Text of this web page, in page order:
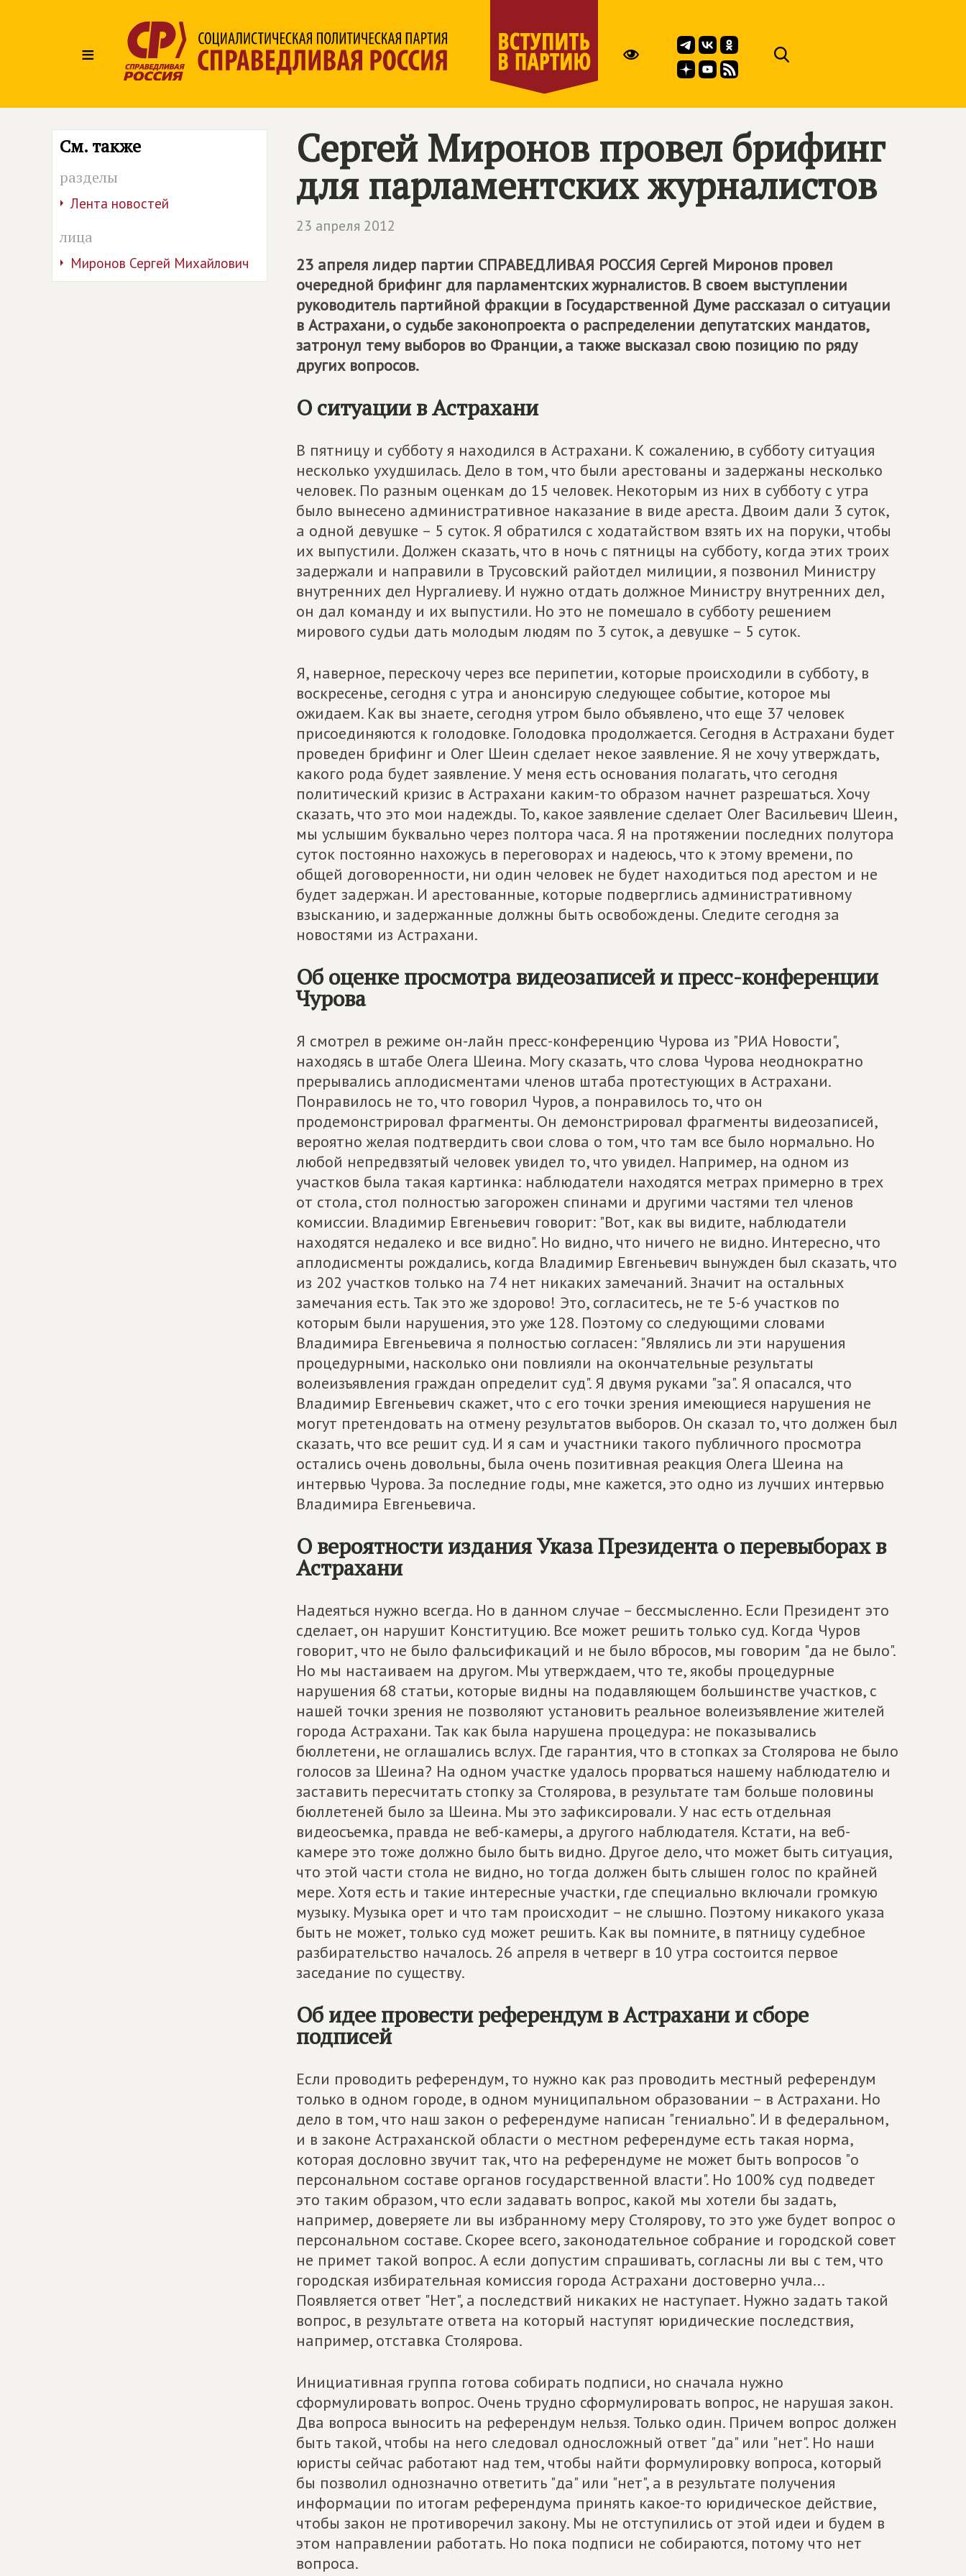
≡
См. также
разделы
Лента новостей
лица
Миронов Сергей Михайлович
Сергей Миронов провел брифинг
для парламентских журналистов
23 апреля 2012
23 апреля лидер партии СПРАВЕДЛИВАЯ РОССИЯ Сергей Миронов провел
очередной брифинг для парламентских журналистов. В своем выступлении
руководитель партийной фракции в Государственной Думе рассказал о ситуации
в Астрахани, о судьбе законопроекта о распределении депутатских мандатов,
затронул тему выборов во Франции, а также высказал свою позицию по ряду
других вопросов.
О ситуации в Астрахани
В пятницу и субботу я находился в Астрахани. К сожалению, в субботу ситуация
несколько ухудшилась. Дело в том, что были арестованы и задержаны несколько
человек. По разным оценкам до 15 человек. Некоторым из них в субботу с утра
было вынесено административное наказание в виде ареста. Двоим дали 3 суток,
а одной девушке – 5 суток. Я обратился с ходатайством взять их на поруки, чтобы
их выпустили. Должен сказать, что в ночь с пятницы на субботу, когда этих троих
задержали и направили в Трусовский райотдел милиции, я позвонил Министру
внутренних дел Нургалиеву. И нужно отдать должное Министру внутренних дел,
он дал команду и их выпустили. Но это не помешало в субботу решением
мирового судьи дать молодым людям по 3 суток, а девушке – 5 суток.
Я, наверное, перескочу через все перипетии, которые происходили в субботу, в
воскресенье, сегодня с утра и анонсирую следующее событие, которое мы
ожидаем. Как вы знаете, сегодня утром было объявлено, что еще 37 человек
присоединяются к голодовке. Голодовка продолжается. Сегодня в Астрахани будет
проведен брифинг и Олег Шеин сделает некое заявление. Я не хочу утверждать,
какого рода будет заявление. У меня есть основания полагать, что сегодня
политический кризис в Астрахани каким-то образом начнет разрешаться. Хочу
сказать, что это мои надежды. То, какое заявление сделает Олег Васильевич Шеин,
мы услышим буквально через полтора часа. Я на протяжении последних полутора
суток постоянно нахожусь в переговорах и надеюсь, что к этому времени, по
общей договоренности, ни один человек не будет находиться под арестом и не
будет задержан. И арестованные, которые подверглись административному
взысканию, и задержанные должны быть освобождены. Следите сегодня за
новостями из Астрахани.
Об оценке просмотра видеозаписей и пресс-конференции
Чурова
Я смотрел в режиме он-лайн пресс-конференцию Чурова из "РИА Новости",
находясь в штабе Олега Шеина. Могу сказать, что слова Чурова неоднократно
прерывались аплодисментами членов штаба протестующих в Астрахани.
Понравилось не то, что говорил Чуров, а понравилось то, что он
продемонстрировал фрагменты. Он демонстрировал фрагменты видеозаписей,
вероятно желая подтвердить свои слова о том, что там все было нормально. Но
любой непредвзятый человек увидел то, что увидел. Например, на одном из
участков была такая картинка: наблюдатели находятся метрах примерно в трех
от стола, стол полностью загорожен спинами и другими частями тел членов
комиссии. Владимир Евгеньевич говорит: "Вот, как вы видите, наблюдатели
находятся недалеко и все видно". Но видно, что ничего не видно. Интересно, что
аплодисменты рождались, когда Владимир Евгеньевич вынужден был сказать, что
из 202 участков только на 74 нет никаких замечаний. Значит на остальных
замечания есть. Так это же здорово! Это, согласитесь, не те 5-6 участков по
которым были нарушения, это уже 128. Поэтому со следующими словами
Владимира Евгеньевича я полностью согласен: "Являлись ли эти нарушения
процедурными, насколько они повлияли на окончательные результаты
волеизъявления граждан определит суд". Я двумя руками "за". Я опасался, что
Владимир Евгеньевич скажет, что с его точки зрения имеющиеся нарушения не
могут претендовать на отмену результатов выборов. Он сказал то, что должен был
сказать, что все решит суд. И я сам и участники такого публичного просмотра
остались очень довольны, была очень позитивная реакция Олега Шеина на
интервью Чурова. За последние годы, мне кажется, это одно из лучших интервью
Владимира Евгеньевича.
О вероятности издания Указа Президента о перевыборах в
Астрахани
Надеяться нужно всегда. Но в данном случае – бессмысленно. Если Президент это
сделает, он нарушит Конституцию. Все может решить только суд. Когда Чуров
говорит, что не было фальсификаций и не было вбросов, мы говорим "да не было".
Но мы настаиваем на другом. Мы утверждаем, что те, якобы процедурные
нарушения 68 статьи, которые видны на подавляющем большинстве участков, с
нашей точки зрения не позволяют установить реальное волеизъявление жителей
города Астрахани. Так как была нарушена процедура: не показывались
бюллетени, не оглашались вслух. Где гарантия, что в стопках за Столярова не было
голосов за Шеина? На одном участке удалось прорваться нашему наблюдателю и
заставить пересчитать стопку за Столярова, в результате там больше половины
бюллетеней было за Шеина. Мы это зафиксировали. У нас есть отдельная
видеосъемка, правда не веб-камеры, а другого наблюдателя. Кстати, на веб-
камере это тоже должно было быть видно. Другое дело, что может быть ситуация,
что этой части стола не видно, но тогда должен быть слышен голос по крайней
мере. Хотя есть и такие интересные участки, где специально включали громкую
музыку. Музыка орет и что там происходит – не слышно. Поэтому никакого указа
быть не может, только суд может решить. Как вы помните, в пятницу судебное
разбирательство началось. 26 апреля в четверг в 10 утра состоится первое
заседание по существу.
Об идее провести референдум в Астрахани и сборе
подписей
Если проводить референдум, то нужно как раз проводить местный референдум
только в одном городе, в одном муниципальном образовании – в Астрахани. Но
дело в том, что наш закон о референдуме написан "гениально". И в федеральном,
и в законе Астраханской области о местном референдуме есть такая норма,
которая дословно звучит так, что на референдуме не может быть вопросов "о
персональном составе органов государственной власти". Но 100% суд подведет
это таким образом, что если задавать вопрос, какой мы хотели бы задать,
например, доверяете ли вы избранному меру Столярову, то это уже будет вопрос о
персональном составе. Скорее всего, законодательное собрание и городской совет
не примет такой вопрос. А если допустим спрашивать, согласны ли вы с тем, что
городская избирательная комиссия города Астрахани достоверно учла...
Появляется ответ "Нет", а последствий никаких не наступает. Нужно задать такой
вопрос, в результате ответа на который наступят юридические последствия,
например, отставка Столярова.
Инициативная группа готова собирать подписи, но сначала нужно
сформулировать вопрос. Очень трудно сформулировать вопрос, не нарушая закон.
Два вопроса выносить на референдум нельзя. Только один. Причем вопрос должен
быть такой, чтобы на него следовал односложный ответ "да" или "нет". Но наши
юристы сейчас работают над тем, чтобы найти формулировку вопроса, который
бы позволил однозначно ответить "да" или "нет", а в результате получения
информации по итогам референдума принять какое-то юридическое действие,
чтобы закон не противоречил закону. Мы не отступились от этой идеи и будем в
этом направлении работать. Но пока подписи не собираются, потому что нет
вопроса.